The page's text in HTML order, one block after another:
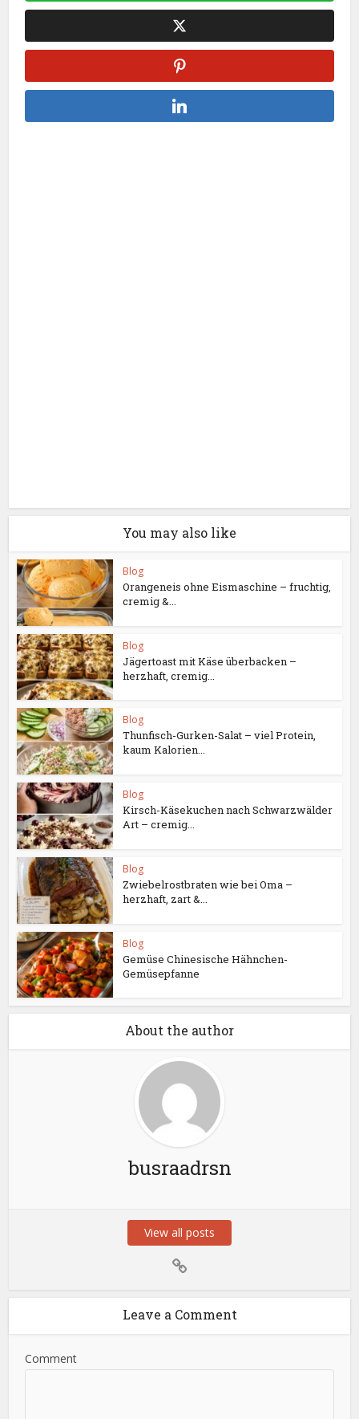
You may also like
Blog
Orangeneis ohne Eismaschine – fruchtig,
cremig &...
Blog
Jägertoast mit Käse überbacken –
herzhaft, cremig...
Blog
Thunfisch-Gurken-Salat – viel Protein,
kaum Kalorien...
Blog
Kirsch-Käsekuchen nach Schwarzwälder
Art – cremig...
Blog
Zwiebelrostbraten wie bei Oma –
herzhaft, zart &...
Blog
Gemüse Chinesische Hähnchen-
Gemüsepfanne
About the author
busraadrsn
View all posts
Leave a Comment
Comment